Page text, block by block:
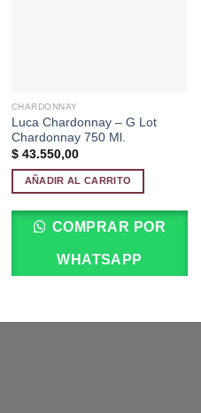
CHARDONNAY
Luca Chardonnay – G Lot
Chardonnay 750 Ml.
$43.550,00
AÑADIR AL CARRITO
COMPRAR POR
WHATSAPP